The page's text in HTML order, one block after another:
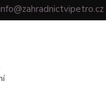
info@zahradnictvipetro.cz